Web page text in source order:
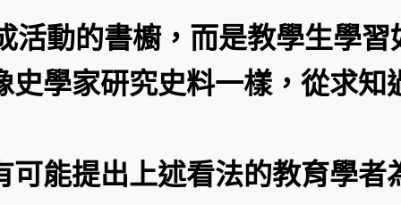
活動的書櫥，而是教學生學習
史學家研究史料一樣，從求知
可能提出上述看法的教育學者